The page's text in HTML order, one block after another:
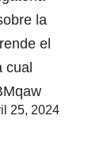
la
el
cual
25, 2024